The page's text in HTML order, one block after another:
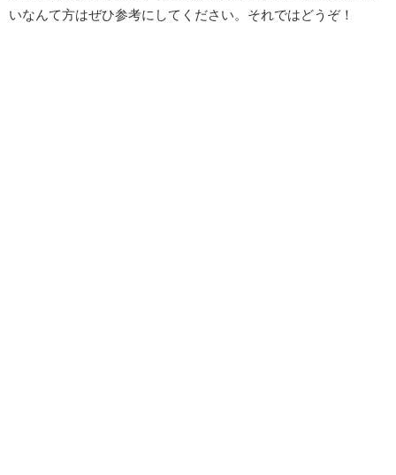
いなんて方はぜひ参考にしてください。それではどうぞ！